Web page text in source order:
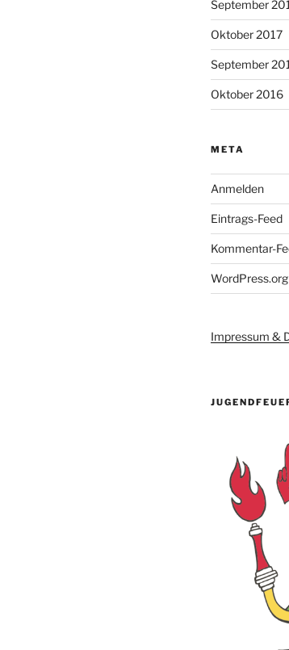
September
Oktober 2017
September
Oktober 2016
META
Anmelden
Eintrags-Feed
Kommentar-
WordPress.org
Impressum &